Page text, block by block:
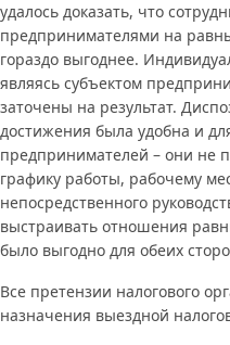
удалось доказать, что
предпринимателями на
гораздо выгоднее.
являясь субъектом
заточены на результат.
достижения была удобна и
предпринимателей – они не
графику работы, рабочему
непосредственного
выстраивать отношения
было выгодно для обеих
Все претензии налогового
назначения выездной